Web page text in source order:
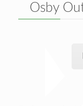
Osby